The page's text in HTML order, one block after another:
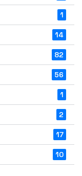
1
14
82
56
1
2
17
10